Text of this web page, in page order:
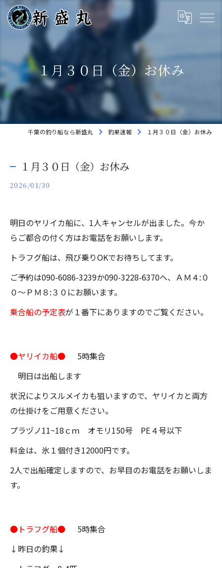
１月３０日（金）お休み
千葉の釣り船なら新盛丸 釣果速報 １月３０日（金）お休み
１月３０日（金）お休み
2026/01/30
明日のヤリイカ船に、1人キャンセルが出ました。今か
らご都合の付く方はお電話をお願いします。
トラフグ船は、飛び乗りOKでお待ちしてます。
ご予約は090-6086-3239か090-3228-6370へ、ＡＭ４:０
０～ＰＭ８:３０にお願います。
乗合船の予定表が１番下にありますのでご覧ください。
●ヤリイカ船●
5時集合
明日は出船します
状況によりスルメイカも狙いますので、ヤリイカと両方
の仕掛けをご用意ください。
プラヅノ11~18ｃｍ オモリ150号 PE４号以下
料金は、氷１個付き12000円です。
2人で出船確定しますので、お早目のお電話をお願いしま
す。
●トラフグ船● 5時集合
↓昨日の釣果↓